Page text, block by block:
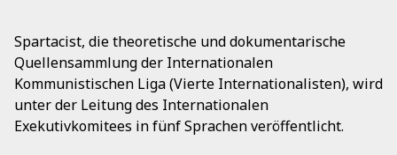
Spartacist, die theoretische und dokumentarische
Quellensammlung der Internationalen
Kommunistischen Liga (Vierte Internationalisten), wird
unter der Leitung des Internationalen
Exekutivkomitees in fünf Sprachen veröffentlicht.